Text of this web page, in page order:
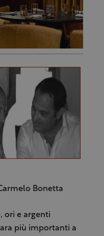
Bonetta
ori e argenti
più importanti a